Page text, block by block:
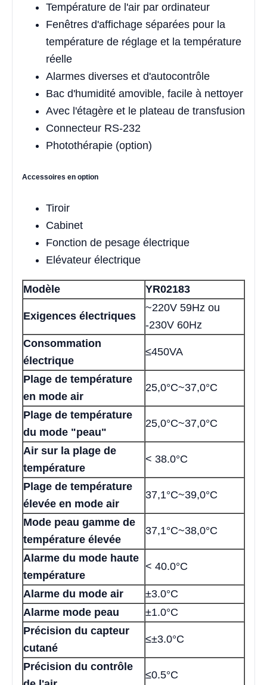
Température de l'air par ordinateur
Fenêtres d'affichage séparées pour la
température de réglage et la température
réelle
Alarmes diverses et d'autocontrôle
Bac d'humidité amovible, facile à nettoyer
Avec l'étagère et le plateau de transfusion
Connecteur RS-232
Photothérapie (option)
Accessoires en option
Tiroir
Cabinet
Fonction de pesage électrique
Elévateur électrique
Modèle YR02183
Exigences électriques
~220V 59Hz ou
-230V 60Hz
Consommation
électrique
≤450VA
Plage de température
en mode air
25,0°C~37,0°C
Plage de température
du mode "peau"
25,0°C~37,0°C
Air sur la plage de
température
< 38.0°C
Plage de température
élevée en mode air
37,1°C~39,0°C
Mode peau gamme de
température élevée
37,1°C~38,0°C
Alarme du mode haute
température
< 40.0°C
Alarme du mode air
±3.0°C
Alarme mode peau
±1.0°C
Précision du capteur
cutané
≤±3.0°C
Précision du contrôle
≤0.5°C